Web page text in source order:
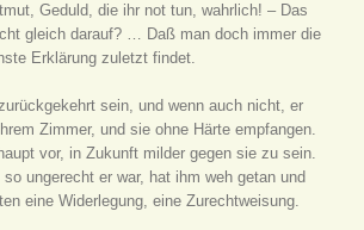
Geduld, die ihr not tun, wahrlich! – Das
gleich darauf? … Daß man doch immer die
Erklärung zuletzt findet.
sein, und wenn auch nicht, er
Zimmer, und sie ohne Härte empfangen.
vor, in Zukunft milder gegen sie zu sein.
so ungerecht er war, hat ihm weh getan und
eine Widerlegung, eine Zurechtweisung.